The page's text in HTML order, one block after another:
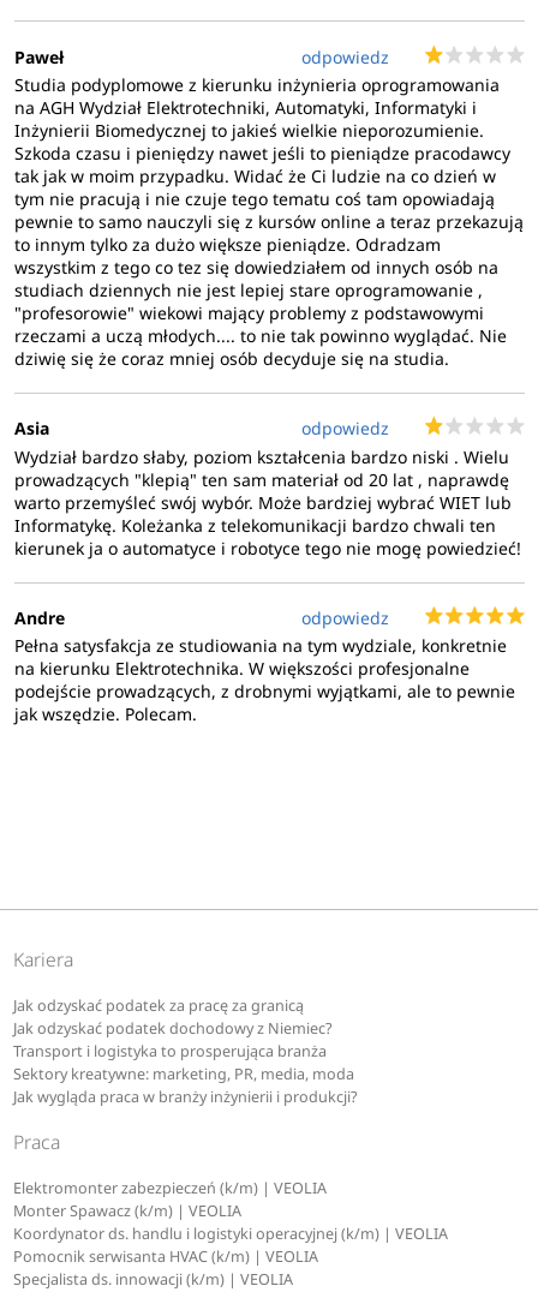
Paweł
odpowiedz
Studia podyplomowe z kierunku inżynieria oprogramowania
na AGH Wydział Elektrotechniki, Automatyki, Informatyki i
Inżynierii Biomedycznej to jakieś wielkie nieporozumienie.
Szkoda czasu i pieniędzy nawet jeśli to pieniądze pracodawcy
tak jak w moim przypadku. Widać że Ci ludzie na co dzień w
tym nie pracują i nie czuje tego tematu coś tam opowiadają
pewnie to samo nauczyli się z kursów online a teraz przekazują
to innym tylko za dużo większe pieniądze. Odradzam
wszystkim z tego co tez się dowiedziałem od innych osób na
studiach dziennych nie jest lepiej stare oprogramowanie ,
"profesorowie" wiekowi mający problemy z podstawowymi
rzeczami a uczą młodych.... to nie tak powinno wyglądać. Nie
dziwię się że coraz mniej osób decyduje się na studia.
Asia
odpowiedz
Wydział bardzo słaby, poziom kształcenia bardzo niski . Wielu
prowadzących "klepią" ten sam materiał od 20 lat , naprawdę
warto przemyśleć swój wybór. Może bardziej wybrać WIET lub
Informatykę. Koleżanka z telekomunikacji bardzo chwali ten
kierunek ja o automatyce i robotyce tego nie mogę powiedzieć!
Andre
odpowiedz
Pełna satysfakcja ze studiowania na tym wydziale, konkretnie
na kierunku Elektrotechnika. W większości profesjonalne
podejście prowadzących, z drobnymi wyjątkami, ale to pewnie
jak wszędzie. Polecam.
Kariera
Jak odzyskać podatek za pracę za granicą
Jak odzyskać podatek dochodowy z Niemiec?
Transport i logistyka to prosperująca branża
Sektory kreatywne: marketing, PR, media, moda
Jak wygląda praca w branży inżynierii i produkcji?
Praca
Elektromonter zabezpieczeń (k/m) | VEOLIA
Monter Spawacz (k/m) | VEOLIA
Koordynator ds. handlu i logistyki operacyjnej (k/m) | VEOLIA
Pomocnik serwisanta HVAC (k/m) | VEOLIA
Specjalista ds. innowacji (k/m) | VEOLIA